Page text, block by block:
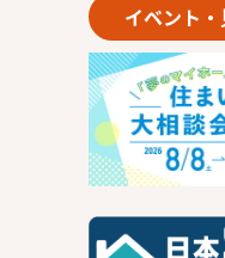
当社は、不動産についての
り、各種の申込みの受付、
等の機会に、当社が直接あ
客さまの個人情報（お客さ
号等）を取得いたしますが
いただきます。
(1) 不動産についてのサービ
イベント